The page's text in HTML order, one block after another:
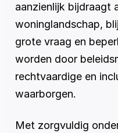
aanzienlijk bijdraagt
woninglandschap,
grote vraag en
worden door
rechtvaardige en
waarborgen.
Met zorgvuldig